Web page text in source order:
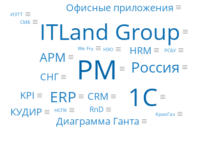
PM
1С
ITLand Group
ERP
Россия
АРМ
Офисные приложения
CRM
HRM
СНГ
КУДИР
Диаграмма Ганта
KPI
RnD
НЭО
ИЗТТ
We Fry
КриоГаз
НСПК
СМБ
РСБУ